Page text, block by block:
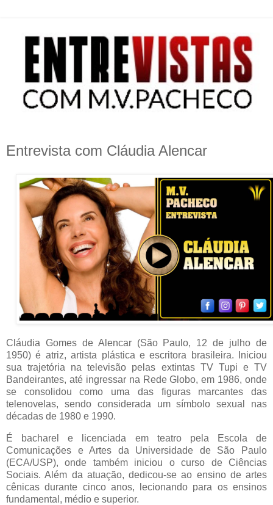
Entrevista com Cláudia Alencar
Cláudia Gomes de Alencar (São Paulo, 12 de julho de
1950) é atriz, artista plástica e escritora brasileira. Iniciou
sua trajetória na televisão pelas extintas TV Tupi e TV
Bandeirantes, até ingressar na Rede Globo, em 1986, onde
se consolidou como uma das figuras marcantes das
telenovelas, sendo considerada um símbolo sexual nas
décadas de 1980 e 1990.
É bacharel e licenciada em teatro pela Escola de
Comunicações e Artes da Universidade de São Paulo
(ECA/USP), onde também iniciou o curso de Ciências
Sociais. Além da atuação, dedicou-se ao ensino de artes
cênicas durante cinco anos, lecionando para os ensinos
fundamental, médio e superior.